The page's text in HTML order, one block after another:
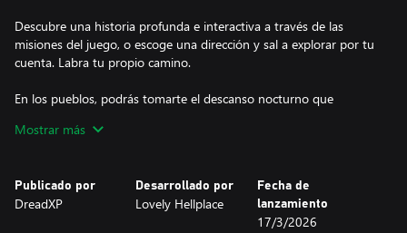
Descubre una historia profunda e interactiva a través de las
misiones del juego, o escoge una dirección y sal a explorar por tu
cuenta. Labra tu propio camino.
En los pueblos, podrás tomarte el descanso nocturno que
conocer a los habitantes.
espada; además, el transcurso de la historia dependerá de las
decisiones que tomes.
Mostrar más
Publicado por
DreadXP
Desarrollado por
Lovely Hellplace
Fecha de
lanzamiento
17/3/2026